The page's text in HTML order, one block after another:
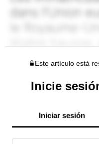
Este artículo está
Inicie
Iniciar sesión